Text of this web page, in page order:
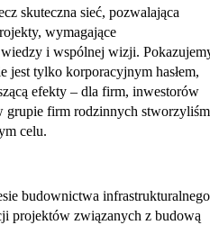
skuteczna sieć, pozwalająca
wymagające
i wspólnej wizji.
jest tylko korporacyjnym hasłem,
efekty – dla firm, inwestorów
grupie firm rodzinnych
celu.
budownictwa infrastrukturalnego
projektów związanych z budową